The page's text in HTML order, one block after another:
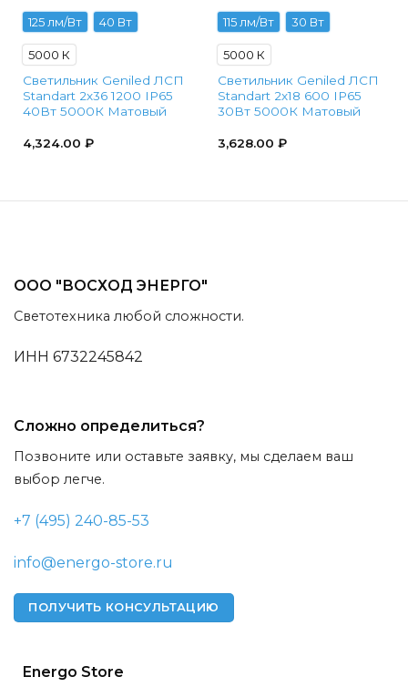
125 лм/Вт 40 Вт
5000 К
Светильник Geniled ЛСП
Standart 2х36 1200 IP65
40Вт 5000К Матовый
4,324.00 ₽
115 лм/Вт 30 Вт
5000 К
Светильник Geniled ЛСП
Standart 2х18 600 IP65
30Вт 5000К Матовый
3,628.00 ₽
ООО "ВОСХОД ЭНЕРГО"
Светотехника любой сложности.
ИНН 6732245842
Energo Store
Сложно определиться?
Позвоните или оставьте заявку, мы сделаем ваш
выбор легче.
+7 (495) 240-85-53
info@energo-store.ru
ПОЛУЧИТЬ КОНСУЛЬТАЦИЮ